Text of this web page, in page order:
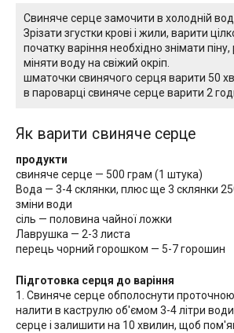
Свиняче серце замочити в холодній
Зрізати згустки крові і жили, варити
початку варіння необхідно знімати
міняти воду на свіжий окріп.
шматочки свинячого серця варити 50
в пароварці свиняче серце варити 2
Як варити свиняче серце
продукти
свиняче серце — 500 грам (1 штука)
Вода — 3-4 склянки, плюс ще 3 склянки
зміни води
сіль — половина чайної ложки
Лаврушка — 2-3 листа
перець чорний горошком — 5-7 горошин
Підготовка серця до варіння
1. Свиняче серце обполоснути
налити в каструлю об'ємом 3-4 літри
серце і залишити на 10 хвилин, щоб